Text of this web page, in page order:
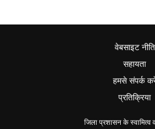
वेबसाइट नीति
सहायता
हमसे संपर्क
प्रतिक्रिया
जिला प्रशासन के स्वामित्व